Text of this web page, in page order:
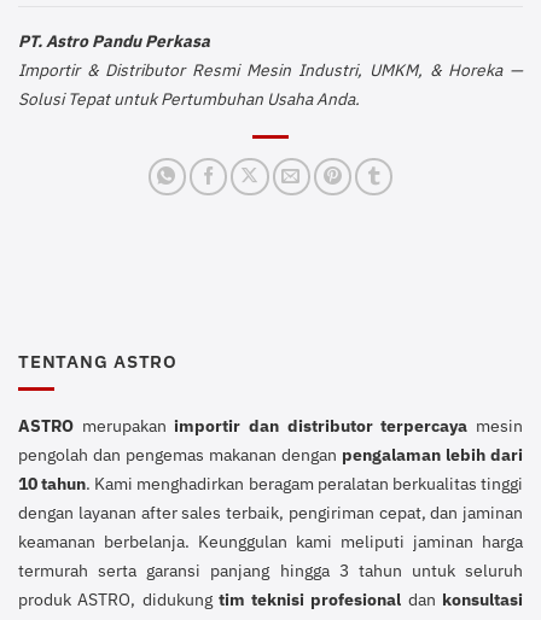
TENTANG ASTRO
ASTRO merupakanimportir dan distributor terpercaya mesin
pengolah dan pengemas makanan dengan pengalaman lebih dari
10 tahun. Kami menghadirkan beragam peralatan berkualitas tinggi
dengan layanan after sales terbaik, pengiriman cepat, dan jaminan
keamanan berbelanja. Keunggulan kami meliputi jaminan harga
termurah serta garansi panjang hingga 3 tahun untuk seluruh
produk ASTRO, didukung tim teknisi profesional dan konsultasi
PT. Astro Pandu Perkasa
Importir & Distributor Resmi Mesin Industri, UMKM, & Horeka —
Solusi Tepat untuk Pertumbuhan Usaha Anda.